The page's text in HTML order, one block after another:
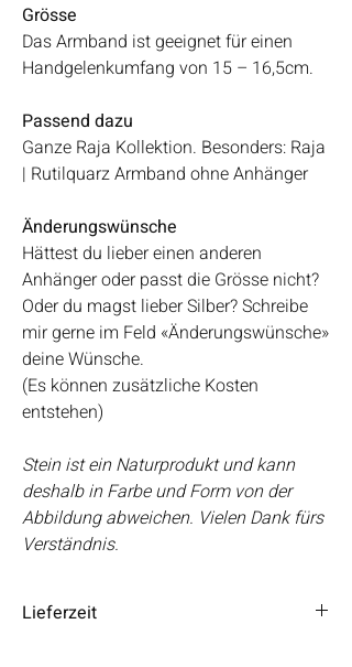
Grösse
Das Armband ist geeignet für einen
Handgelenkumfang von 15 – 16,5cm.
Passend dazu
Ganze Raja Kollektion. Besonders: Raja
| Rutilquarz Armband ohne Anhänger
Änderungswünsche
Hättest du lieber einen anderen
Anhänger oder passt die Grösse nicht?
Oder du magst lieber Silber? Schreibe
mir gerne im Feld «Änderungswünsche»
deine Wünsche.
(Es können zusätzliche Kosten
entstehen)
Stein ist ein Naturprodukt und kann
deshalb in Farbe und Form von der
Abbildung abweichen. Vielen Dank fürs
Verständnis.
Lieferzeit